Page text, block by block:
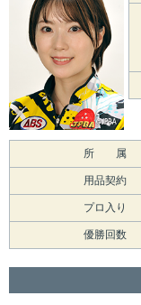
所 属
用品契約
プロ入り
優勝回数